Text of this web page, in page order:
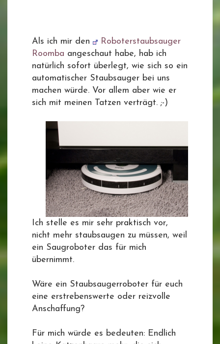
Als ich mir den
Roboterstaubsauger
Roomba angeschaut habe, hab ich
natürlich sofort überlegt, wie sich so ein
automatischer Staubsauger bei uns
machen würde. Vor allem aber wie er
sich mit meinen Tatzen verträgt. ;-)
Ich stelle es mir sehr praktisch vor,
nicht mehr staubsaugen zu müssen, weil
ein Saugroboter das für mich
übernimmt.
Wäre ein Staubsaugerroboter für euch
eine erstrebenswerte oder reizvolle
Anschaffung?
Für mich würde es bedeuten: Endlich